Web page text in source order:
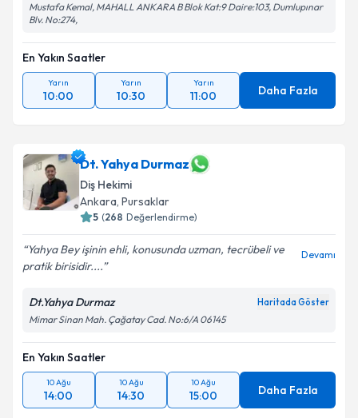
Mustafa Kemal, MAHALL ANKARA B Blok Kat:9 Daire:103, Dumlupınar
Blv. No:274,
En Yakın Saatler
Yarın
10:00
Yarın
10:30
Yarın
11:00 Daha Fazla
Dt. Yahya Durmaz
Diş Hekimi
Ankara, Pursaklar
5 (268 Değerlendirme)
Yahya Bey işinin ehli, konusunda uzman, tecrübeli ve
pratik birisidir....
Devamı
Dt.Yahya Durmaz Haritada Göster
Mimar Sinan Mah. Çağatay Cad. No:6/A 06145
En Yakın Saatler
10 Ağu
14:00
10 Ağu
14:30
10 Ağu
15:00 Daha Fazla